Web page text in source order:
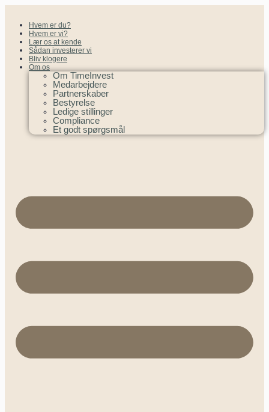
Hvem er du?
Hvem er vi?
Lær os at kende
Sådan investerer vi
Bliv klogere
Om os
Om TimeInvest
Medarbejdere
Partnerskaber
Bestyrelse
Ledige stillinger
Compliance
Et godt spørgsmål